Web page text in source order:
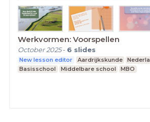
Werkvormen: Voorspellen
October 2025- 6 slides
New lesson editor Aardrijkskunde
Basisschool
Middelbare school MBO